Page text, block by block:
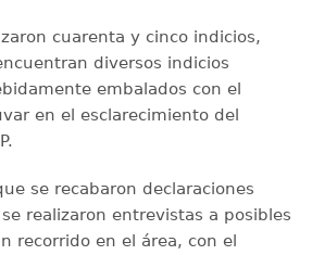
cuarenta y cinco indicios,
diversos indicios
embalados con el
en el esclarecimiento del
se recabaron declaraciones
realizaron entrevistas a posibles
recorrido en el área, con el